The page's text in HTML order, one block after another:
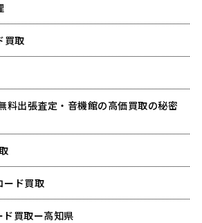
買取
料出張査定・音機館の高価買取の秘密
ード買取
ド買取ー高知県